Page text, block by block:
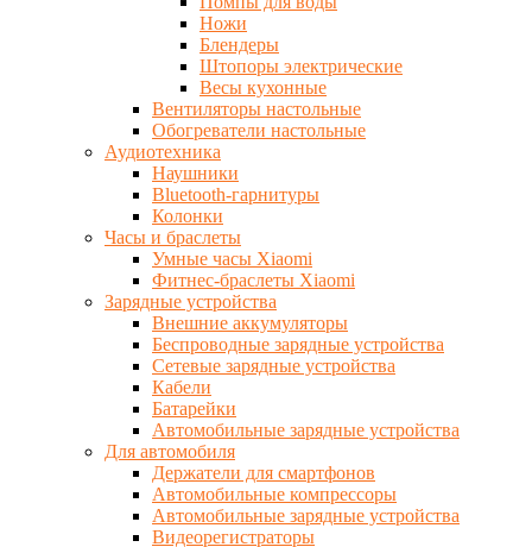
Ножи
Блендеры
Штопоры электрические
Весы кухонные
Вентиляторы настольные
Обогреватели настольные
Аудиотехника
Наушники
Bluetooth-гарнитуры
Колонки
Часы и браслеты
Умные часы Xiaomi
Фитнес-браслеты Xiaomi
Зарядные устройства
Внешние аккумуляторы
Беспроводные зарядные устройства
Сетевые зарядные устройства
Кабели
Батарейки
Автомобильные зарядные устройства
Для автомобиля
Держатели для смартфонов
Автомобильные компрессоры
Автомобильные зарядные устройства
Видеорегистраторы